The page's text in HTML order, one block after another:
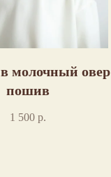
молочный овер
пошив
1 500 р.